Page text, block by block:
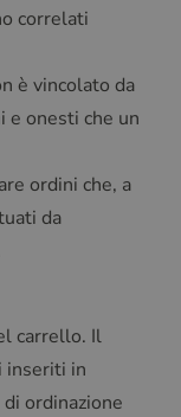
correlati
è vincolato da
e onesti che un
ordini che, a
da
carrello. Il
inseriti in
ordinazione